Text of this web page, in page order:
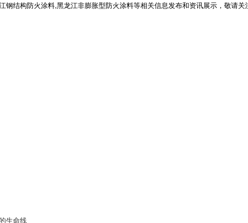
钢结构防火涂料,黑龙江非膨胀型防火涂料等相关信息发布和资讯展示，敬请关
生命线